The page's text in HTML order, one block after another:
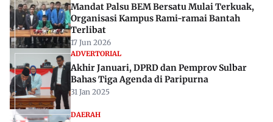
Mandat Palsu BEM Bersatu Mulai Terkuak,
Organisasi Kampus Rami-ramai Bantah
Terlibat
17 Jun 2026
ADVERTORIAL
Akhir Januari, DPRD dan Pemprov Sulbar
Bahas Tiga Agenda di Paripurna
31 Jan 2025
DAERAH